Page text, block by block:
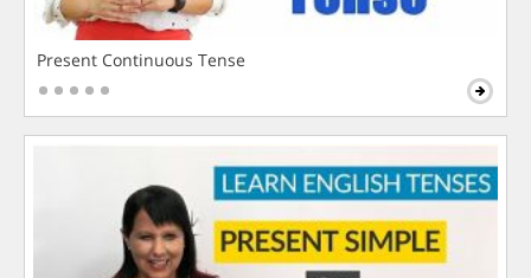
Present Continuous Tense